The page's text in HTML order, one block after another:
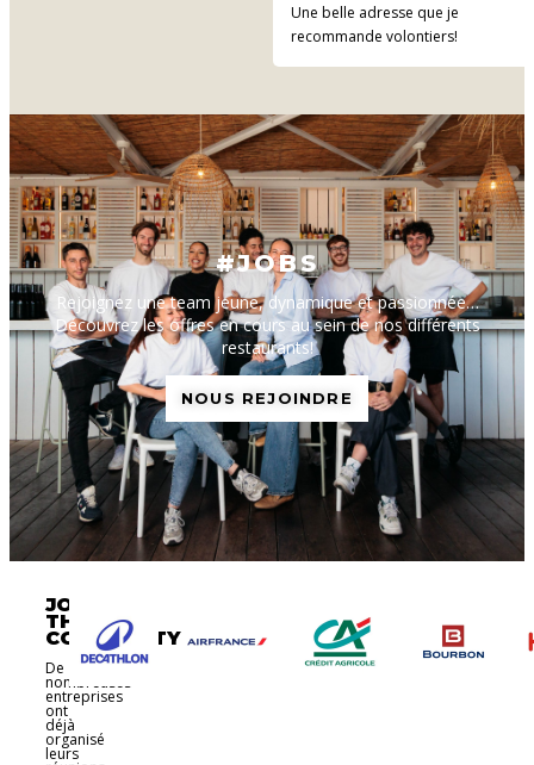
Une belle adresse que je
recommande volontiers!
#JOBS
Rejoignez une team jeune, dynamique et passionnée…
Découvrez les offres en cours au sein de nos différents
restaurants!
NOUS REJOINDRE
JOIN
THE
COMMUNITY
De
nombreuses
entreprises
ont
déjà
organisé
leurs